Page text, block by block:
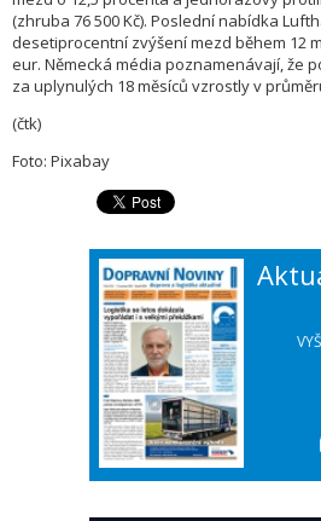
(zhruba 76 500 Kč). Poslední nabídka
desetiprocentní zvýšení mezd během 12
eur. Německá média poznamenávají, že
za uplynulých 18 měsíců vzrostly v
(čtk)
Foto: Pixabay